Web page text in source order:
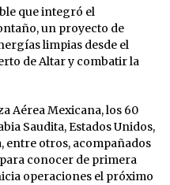
que integró el
un proyecto de
limpias desde el
de Altar y combatir la
Aérea Mexicana, los 60
Saudita, Estados Unidos,
entre otros, acompañados
conocer de primera
operaciones el próximo